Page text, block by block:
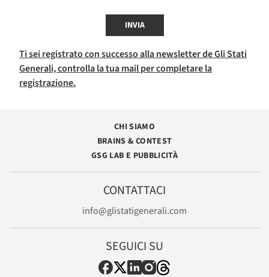
INVIA
Ti sei registrato con successo alla newsletter de Gli Stati
Generali, controlla la tua mail per completare la
registrazione.
CHI SIAMO
BRAINS & CONTEST
GSG LAB E PUBBLICITÀ
CONTATTACI
info@glistatigenerali.com
SEGUICI SU